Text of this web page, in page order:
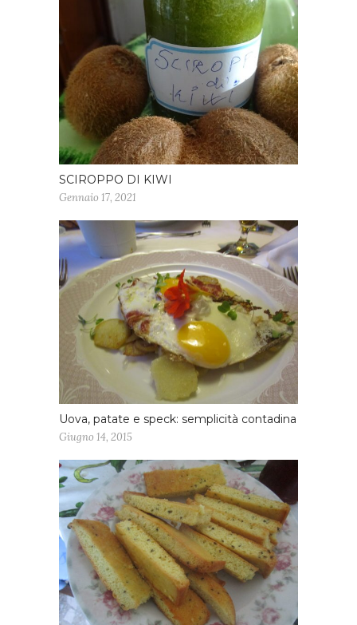
SCIROPPO DI KIWI
Gennaio 17, 2021
Uova, patate e speck: semplicità contadina
Giugno 14, 2015